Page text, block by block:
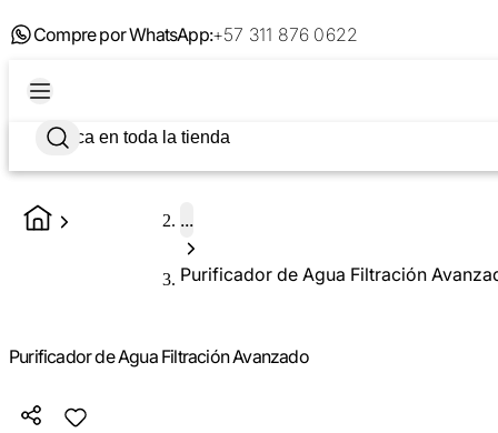
Compre por WhatsApp:+57 311 876 0622
...
Purificador de Agua Filtración
Purificador de Agua Filtración Avanzado